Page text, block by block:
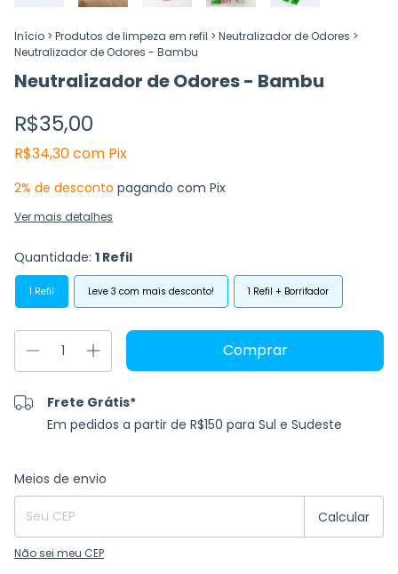
Início > Produtos de limpeza em refil > Neutralizador de Odores >
Neutralizador de Odores - Bambu
Neutralizador de Odores - Bambu
R$35,00
R$34,30com Pix
2% de desconto pagando com Pix
Ver mais detalhes
Quantidade: 1 Refil
1 Refil Leve 3 com mais desconto! 1 Refil + Borrifador
Frete Grátis*
Em pedidos a partir de R$150 para Sul e Sudeste
Entregas para o CEP:
Meios de envio
Calcular
Não sei meu CEP